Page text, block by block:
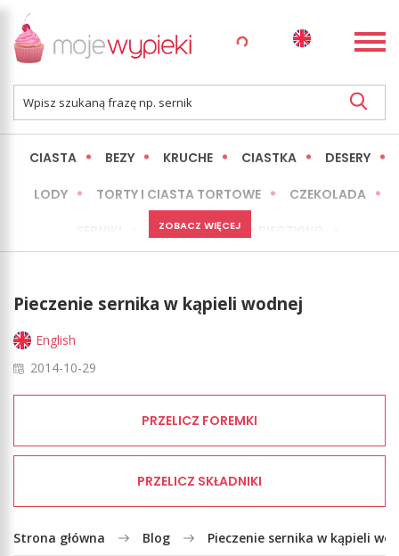
CIASTA BEZY KRUCHE CIASTKA DESERY
LODY TORTY I CIASTA TORTOWE CZEKOLADA
MINI WYPIEKI
LŻEJSZE / ZDROWSZE INNE
ZOBACZ WIĘCEJ
Pieczenie sernika w kąpieli wodnej
English
2014-10-29
PRZELICZ FOREMKI
PRZELICZ SKŁADNIKI
Strona główna Blog Pieczenie sernika w kąpieli